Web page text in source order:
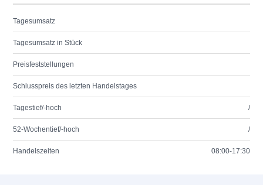
Tagesumsatz
Tagesumsatz in Stück
Preisfeststellungen
Schlusspreis des letzten Handelstages
Tagestief/-hoch /
52-Wochentief/-hoch /
Handelszeiten 08:00-17:30